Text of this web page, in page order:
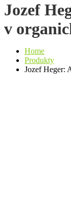
Jozef
v
Home
Produkty
Jozef Heger: